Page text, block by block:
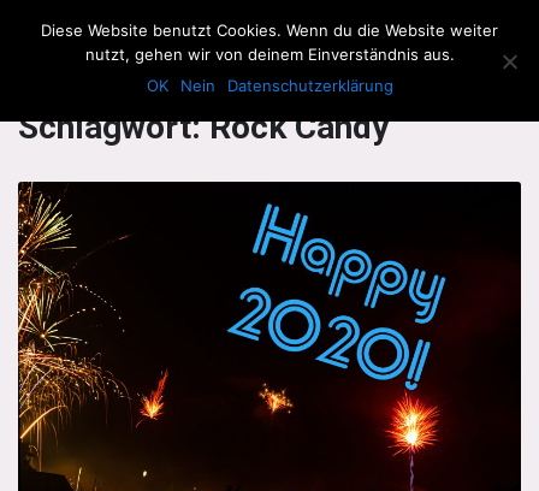
The Howling Men
Schlagwort:Rock Candy
Diese Website benutzt Cookies. Wenn du die Website weiter
nutzt, gehen wir von deinem Einverständnis aus.
OK
Nein Datenschutzerklärung